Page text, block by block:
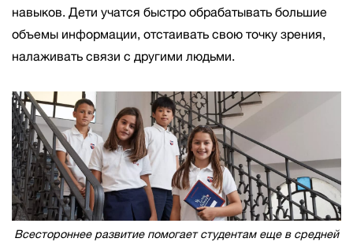
навыков. Дети учатся быстро обрабатывать большие
объемы информации, отстаивать свою точку зрения,
налаживать связи с другими людьми.
Всестороннее развитие помогает студентам еще в средней